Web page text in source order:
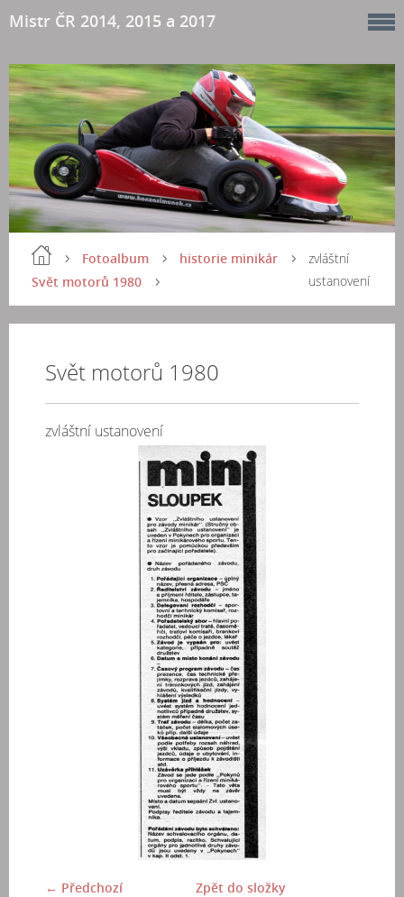
Mistr ČR 2014, 2015 a 2017
Fotoalbum
historie minikár
Svět motorů 1980
zvláštní
ustanovení
Svět motorů 1980
zvláštní ustanovení
← Předchozí Zpět do složky